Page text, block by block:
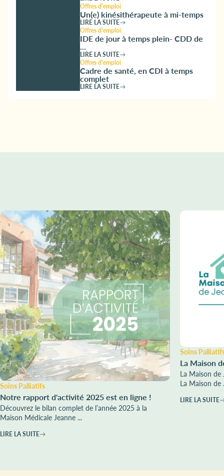
Offres d'emploi
Un(e) kinésithérapeute à mi-temps
LIRE LA SUITE
Offres d'emploi
IDE de jour à temps plein- CDD de
...
LIRE LA SUITE
Offres d'emploi
Cadre de santé, en CDI à temps
complet
LIRE LA SUITE
Soins Palliatifs
Notre rapport d'activité 2025 est en ligne !
Découvrez le bilan complet de l’année 2025 à la
Maison Médicale Jeanne ...
LIRE LA SUITE
Soins
La Maison
La Maison de
La Maison de
LIRE LA SUITE